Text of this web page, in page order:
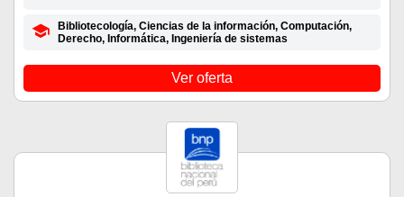
Bibliotecología, Ciencias de la información, Computación,
Derecho, Informática, Ingeniería de sistemas
Ver oferta